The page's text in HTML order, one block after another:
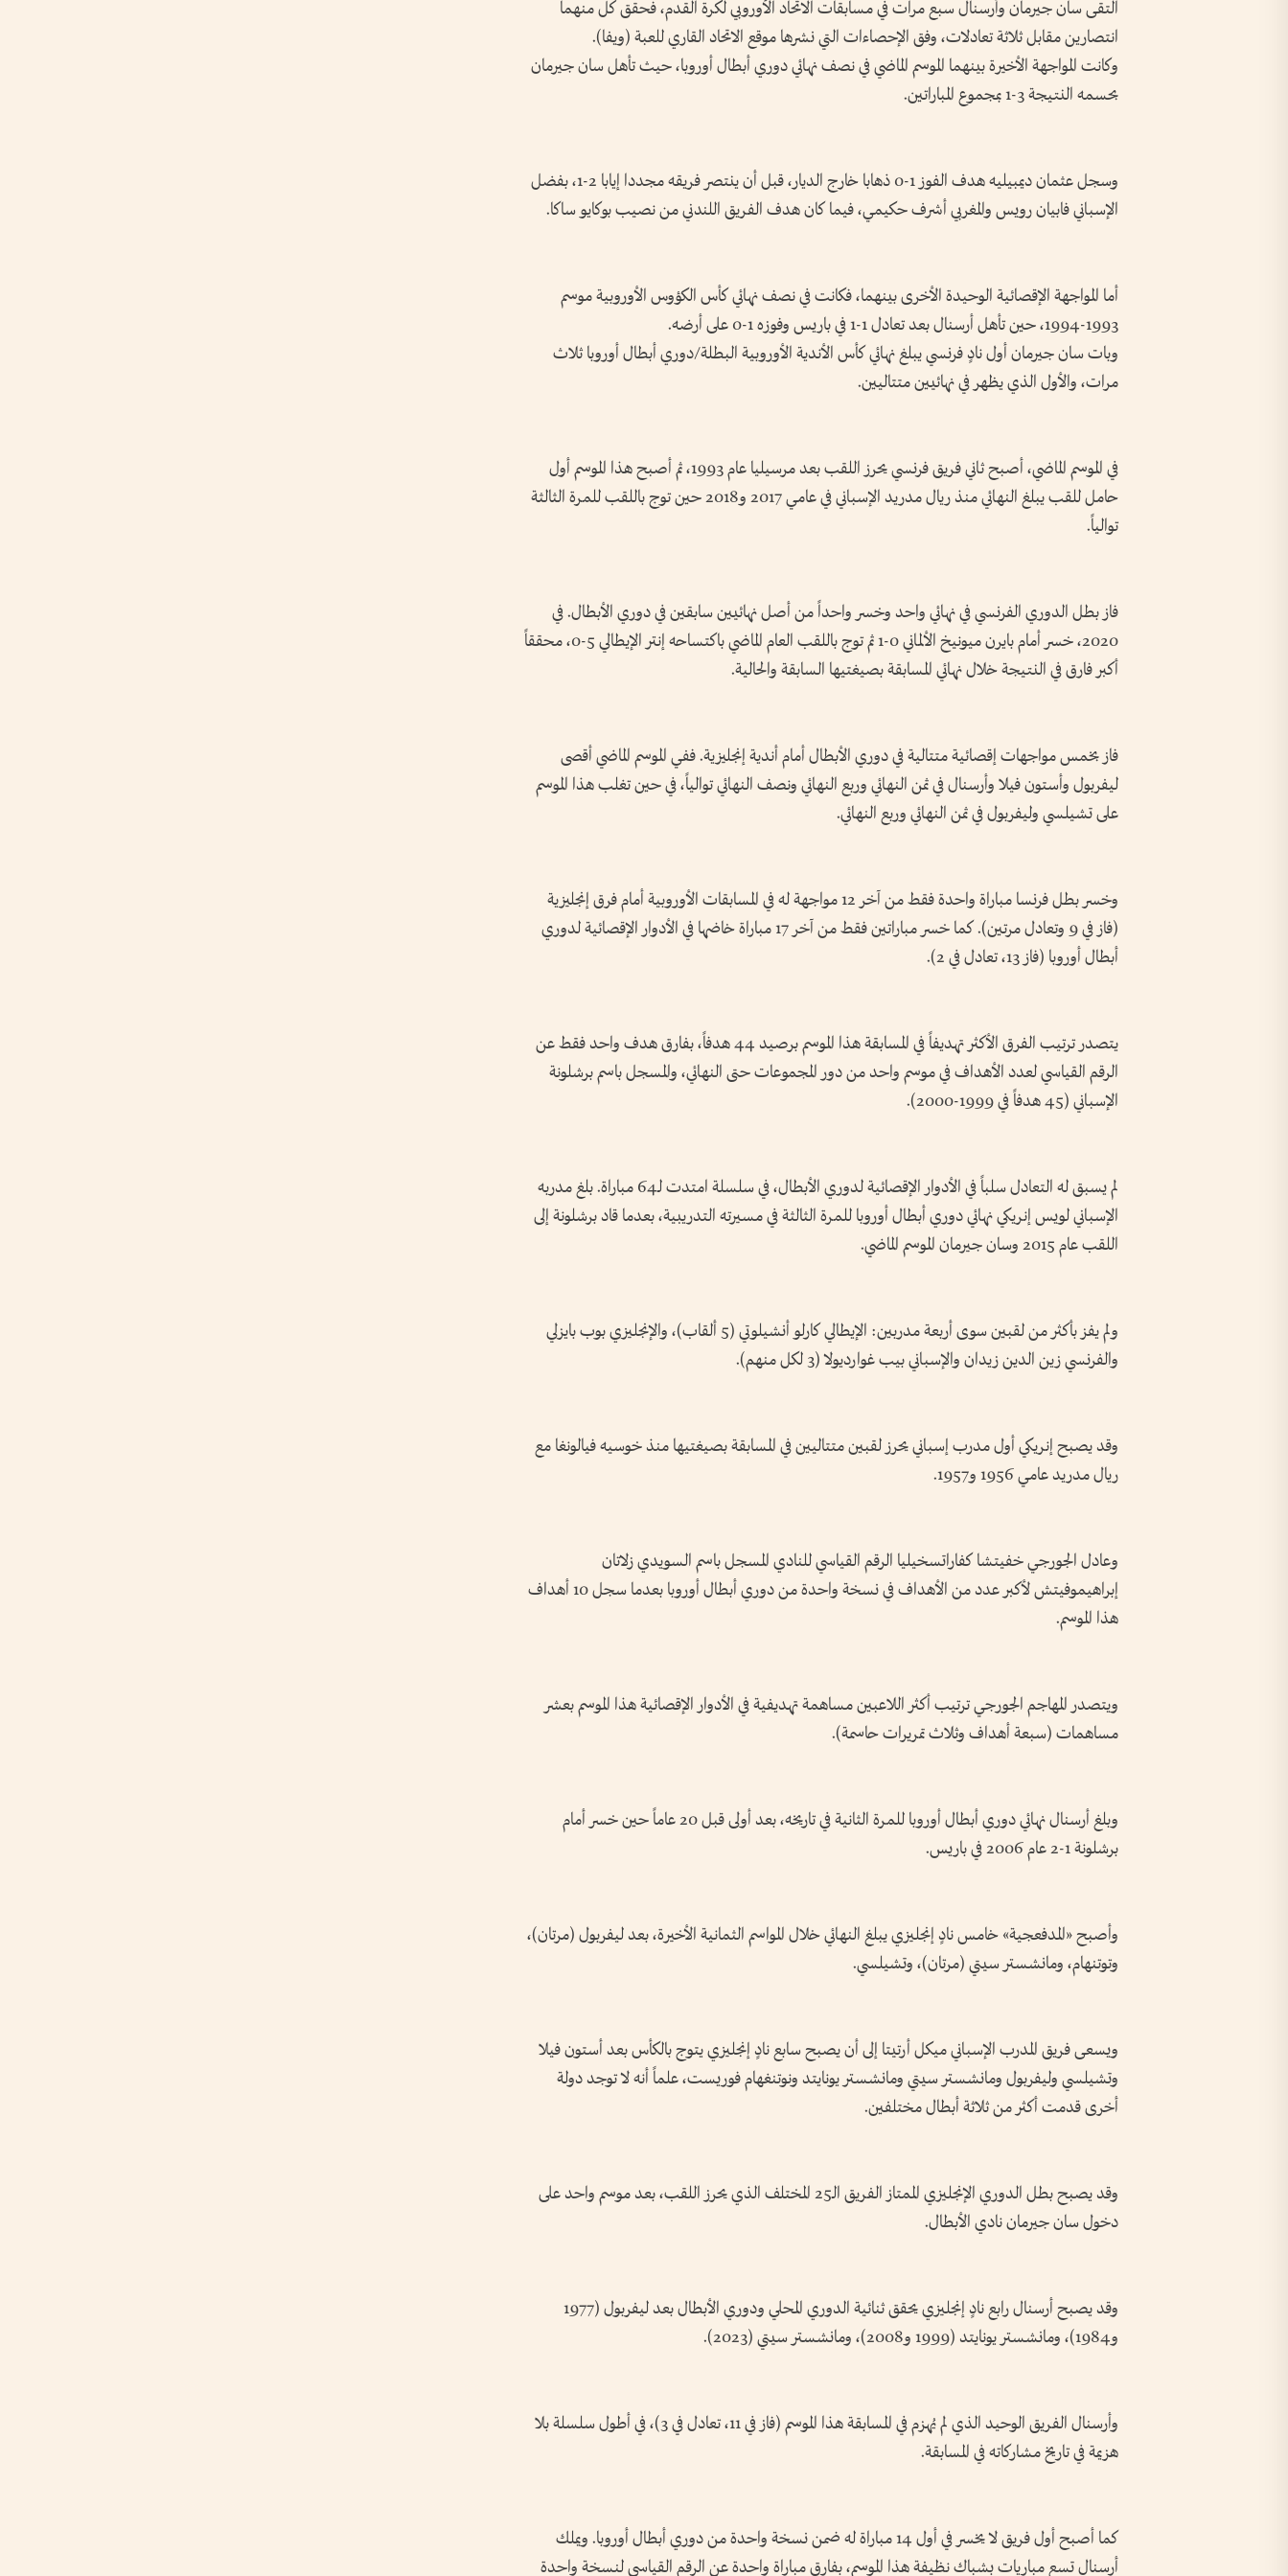
التقى سان جيرمان وأرسنال سبع مرات في مسابقات الاتحاد الأوروبي لكرة القدم، فحقق كل منهما
انتصارين مقابل ثلاثة تعادلات، وفق الإحصاءات التي نشرها موقع الاتحاد القاري للعبة (ويفا).
وكانت المواجهة الأخيرة بينهما الموسم الماضي في نصف نهائي دوري أبطال أوروبا، حيث تأهل سان جيرمان
بحسمه النتيجة 3-1 بمجموع المباراتين.
وسجل عثمان ديمبيليه هدف الفوز 1-0 ذهابا خارج الديار، قبل أن ينتصر فريقه مجددا إيابا 2-1، بفضل
الإسباني فابيان رويس والمغربي أشرف حكيمي، فيما كان هدف الفريق اللندني من نصيب بوكايو ساكا.
أما المواجهة الإقصائية الوحيدة الأخرى بينهما، فكانت في نصف نهائي كأس الكؤوس الأوروبية موسم
1993-1994، حين تأهل أرسنال بعد تعادل 1-1 في باريس وفوزه 1-0 على أرضه.
وبات سان جيرمان أول نادٍ فرنسي يبلغ نهائي كأس الأندية الأوروبية البطلة/دوري أبطال أوروبا ثلاث
مرات، والأول الذي يظهر في نهائيين متتاليين.
في الموسم الماضي، أصبح ثاني فريق فرنسي يحرز اللقب بعد مرسيليا عام 1993، ثم أصبح هذا الموسم أول
حامل للقب يبلغ النهائي منذ ريال مدريد الإسباني في عامي 2017 و2018 حين توج باللقب للمرة الثالثة
توالياً.
فاز بطل الدوري الفرنسي في نهائي واحد وخسر واحداً من أصل نهائيين سابقين في دوري الأبطال. في
2020، خسر أمام بايرن ميونيخ الألماني 0-1 ثم توج باللقب العام الماضي باكتساحه إنتر الإيطالي 5-0، محققاً
أكبر فارق في النتيجة خلال نهائي المسابقة بصيغتيها السابقة والحالية.
فاز بخمس مواجهات إقصائية متتالية في دوري الأبطال أمام أندية إنجليزية. ففي الموسم الماضي أقصى
ليفربول وأستون فيلا وأرسنال في ثمن النهائي وربع النهائي ونصف النهائي توالياً، في حين تغلب هذا الموسم
على تشيلسي وليفربول في ثمن النهائي وربع النهائي.
وخسر بطل فرنسا مباراة واحدة فقط من آخر 12 مواجهة له في المسابقات الأوروبية أمام فرق إنجليزية
(فاز في 9 وتعادل مرتين). كما خسر مباراتين فقط من آخر 17 مباراة خاضها في الأدوار الإقصائية لدوري
أبطال أوروبا (فاز 13، تعادل في 2).
يتصدر ترتيب الفرق الأكثر تهديفاً في المسابقة هذا الموسم برصيد 44 هدفاً، بفارق هدف واحد فقط عن
الرقم القياسي لعدد الأهداف في موسم واحد من دور المجموعات حتى النهائي، والمسجل باسم برشلونة
الإسباني (45 هدفاً في 1999-2000).
لم يسبق له التعادل سلباً في الأدوار الإقصائية لدوري الأبطال، في سلسلة امتدت لـ64 مباراة. بلغ مدربه
الإسباني لويس إنريكي نهائي دوري أبطال أوروبا للمرة الثالثة في مسيرته التدريبية، بعدما قاد برشلونة إلى
اللقب عام 2015 وسان جيرمان الموسم الماضي.
ولم يفز بأكثر من لقبين سوى أربعة مدربين: الإيطالي كارلو أنشيلوتي (5 ألقاب)، والإنجليزي بوب بايزلي
والفرنسي زين الدين زيدان والإسباني بيب غوارديولا (3 لكل منهم).
وقد يصبح إنريكي أول مدرب إسباني يحرز لقبين متتاليين في المسابقة بصيغتيها منذ خوسيه فيالونغا مع
ريال مدريد عامي 1956 و1957.
وعادل الجورجي خفيتشا كفاراتسخيليا الرقم القياسي للنادي المسجل باسم السويدي زلاتان
إبراهيموفيتش لأكبر عدد من الأهداف في نسخة واحدة من دوري أبطال أوروبا بعدما سجل 10 أهداف
هذا الموسم.
ويتصدر المهاجم الجورجي ترتيب أكثر اللاعبين مساهمة تهديفية في الأدوار الإقصائية هذا الموسم بعشر
مساهمات (سبعة أهداف وثلاث تمريرات حاسمة).
وبلغ أرسنال نهائي دوري أبطال أوروبا للمرة الثانية في تاريخه، بعد أولى قبل 20 عاماً حين خسر أمام
برشلونة 1-2 عام 2006 في باريس.
وأصبح «المدفعجية» خامس نادٍ إنجليزي يبلغ النهائي خلال المواسم الثمانية الأخيرة، بعد ليفربول (مرتان)،
وتوتنهام، ومانشستر سيتي (مرتان)، وتشيلسي.
ويسعى فريق المدرب الإسباني ميكل أرتيتا إلى أن يصبح سابع نادٍ إنجليزي يتوج بالكأس بعد أستون فيلا
وتشيلسي وليفربول ومانشستر سيتي ومانشستر يونايتد ونوتنغهام فوريست، علماً أنه لا توجد دولة
أخرى قدمت أكثر من ثلاثة أبطال مختلفين.
وقد يصبح بطل الدوري الإنجليزي الممتاز الفريق الـ25 المختلف الذي يحرز اللقب، بعد موسم واحد على
دخول سان جيرمان نادي الأبطال.
وقد يصبح أرسنال رابع نادٍ إنجليزي يحقق ثنائية الدوري المحلي ودوري الأبطال بعد ليفربول (1977
و1984)، ومانشستر يونايتد (1999 و2008)، ومانشستر سيتي (2023).
وأرسنال الفريق الوحيد الذي لم يُهزم في المسابقة هذا الموسم (فاز في 11، تعادل في 3)، في أطول سلسلة بلا
هزيمة في تاريخ مشاركاته في المسابقة.
كما أصبح أول فريق لا يخسر في أول 14 مباراة له ضمن نسخة واحدة من دوري أبطال أوروبا. ويملك
أرسنال تسع مباريات بشباك نظيفة هذا الموسم، بفارق مباراة واحدة عن الرقم القياسي لنسخة واحدة